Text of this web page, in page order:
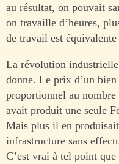
au résultat, on pouvait
on travaille d’heures,
de travail est équivalente
La révolution
donne. Le prix d’un
proportionnel au
avait produit une seule
Mais plus il en
infrastructure sans
C’est vrai à tel point